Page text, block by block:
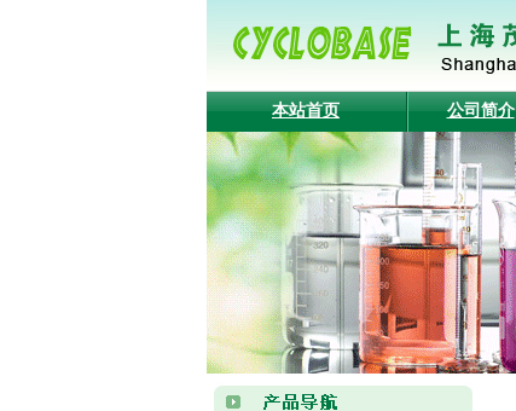
本站首页 公司简介